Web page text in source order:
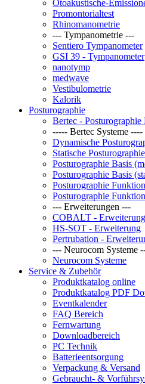
Otoakustische-
Promontorialtest
Rhinomanometrie
--- Tympanometrie ---
Sentiero Tympanometer
GSI 39 - Tympanometer
nanotymp
medwave
Vestibulometrie
Kalorik
Posturographie
Bertec -
----- Bertec Systeme ----
Dynamische
Statische Posturographie
Posturographie Basis
Posturographie Basis
Posturographie
Posturographie
--- Erweiterungen ---
COBALT - Erweiterung
HS-SOT - Erweiterung
Pertrubation -
--- Neurocom Systeme
Neurocom Systeme
Service & Zubehör
Produktkatalog online
Produktkatalog PDF
Eventkalender
FAQ Bereich
Fernwartung
Downloadbereich
PC Technik
Batterieentsorgung
Verpackung & Versand
Gebraucht- &